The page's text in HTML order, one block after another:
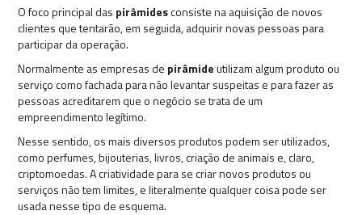
O foco principal das pirâmidesconsiste na aquisição de novos
clientes que tentarão, em seguida, adquirir novas pessoas para
participar da operação.
Normalmente as empresas de pirâmideutilizam algum produto ou
serviço como fachada para não levantar suspeitas e para fazer as
pessoas acreditarem que o negócio se trata de um
empreendimento legítimo.
Nesse sentido, os mais diversos produtos podem ser utilizados,
como perfumes, bijouterias, livros, criação de animais e, claro,
criptomoedas. A criatividade para se criar novos produtos ou
serviços não tem limites, e literalmente qualquer coisa pode ser
usada nesse tipo de esquema.